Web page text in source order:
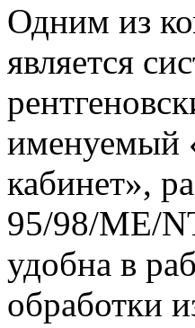
Одним из
является
именуемый
кабинет»,
95/98/ME/
удобна в
обработки